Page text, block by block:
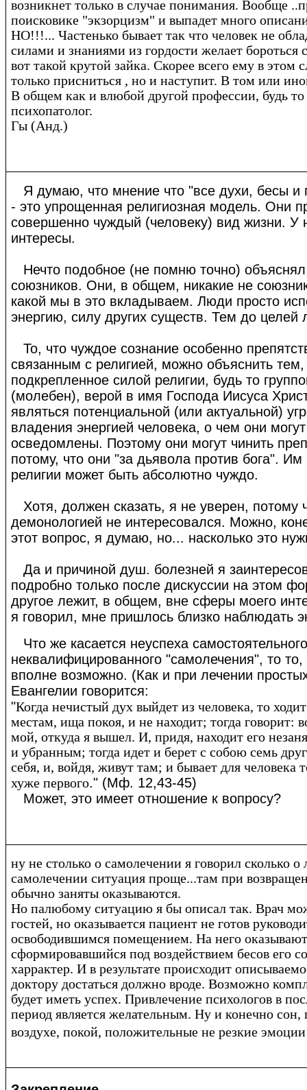
возникнет только в случае понимания. Вообще
поисковике "экзорцизм" и выпадет много
НО!!!... Частенько бывает так что человек не
силами и знаниями из гордости желает бороться
вот такой крутой зайка. Скорее всего ему в этом
только присниться , но и наступит. В том или
В общем как и влюбой другой профессии, будь
психопатолог.
Гы (Анд.)
Я думаю, что мнение что "все духи, бесы и
- это упрощенная религиозная модель. Они
совершенно чуждый (человеку) вид жизни. У
интересы.
Нечто подобное (не помню точно)
союзников. Они, в общем, никакие не
какой мы в это вкладываем. Люди просто
энергию, силу других существ. Тем до целей
То, что чуждое сознание особенно
связанным с религией, можно объяснить
подкрепленное силой религии, будь то
(молебен), верой в имя Господа Иисуса
являться потенциальной (или актуальной)
владения энергией человека, о чем они
осведомлены. Поэтому они могут чинить
потому, что они "за дьявола против бога".
религии может быть абсолютно чуждо.
Хотя, должен сказать, я не уверен, потому
демонологией не интересовался. Можно,
этот вопрос, я думаю, но... насколько это
Да и причиной душ. болезней я
подробно только после дискуссии на этом
другое лежит, в общем, вне сферы моего
я говорил, мне пришлось близко наблюдать
Что же касается неуспеха
неквалифицированного "самолечения", то
вполне возможно. (Как и при лечении
Евангелии говорится:
"Когда нечистый дух выйдет из человека, то
местам, ища покоя, и не находит; тогда говорит:
мой, откуда я вышел. И, придя, находит его
и убранным; тогда идет и берет с собою семь
себя, и, войдя, живут там; и бывает для человека
хуже первого." (Мф. 12,43-45)
Может, это имеет отношение к вопросу?
ну не столько о самолечении я говорил сколько
самолечении ситуация проще...там при
обычно заняты оказываются.
Но палюбому ситуацию я бы описал так. Врач
гостей, но оказывается пациент не готов
освободившимся помещением. На него
сформировавшийся под воздействием бесов его
харрактер. И в результате происходит
доктору достаться должно вроде. Возможно
будет иметь успех. Привлечение психологов в
период является желательным. Ну и конечно сон,
воздухе, покой, положительные не резкие